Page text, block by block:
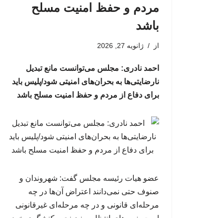
مردم و حفظ امنیت مسلح
باشد
از ژانویه 27, 2026
احمد نادری: مجلس می‌توانست مانع تبدیل
نارضایتی‌ها به بحران‌های امنیتی شود/پلیس باید
برای دفاع از مردم و حفظ امنیت مسلح باشد
عضو هیات رئیسه مجلس گفت: شهروندان و
صنوف حتی نمی‌دانند اعتراض آن‌ها در چه
مرحله‌ای قانونی و در چه مرحله‌ای غیرقانونی